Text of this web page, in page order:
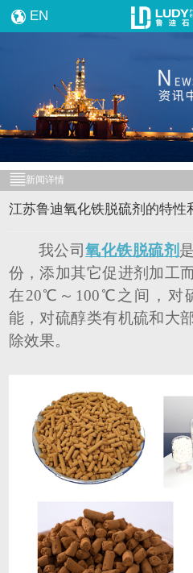
EN
新闻详情
江苏鲁迪氧化铁脱硫剂的特性
我公司氧化铁脱硫剂
份，添加其它促进剂加工
在20℃～100℃之间，对
能，对硫醇类有机硫和大
除效果。